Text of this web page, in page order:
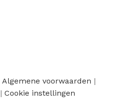
Algemene voorwaarden |
|Cookie instellingen